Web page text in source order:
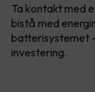
Ta kontakt med
bistå med
batterisystemet
investering.